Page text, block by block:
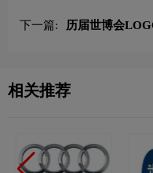
下一篇:
历届世博会
相关推荐